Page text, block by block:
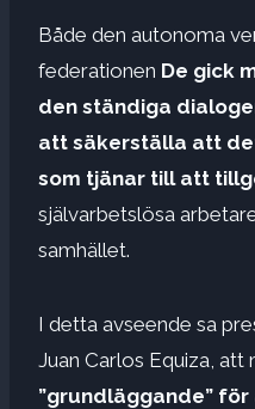
Både den autonoma
federationen De gick
den ständiga
att säkerställa att
som tjänar till att
självarbetslösa
samhället.
I detta avseende sa
Juan Carlos Equiza,
”grundläggande”